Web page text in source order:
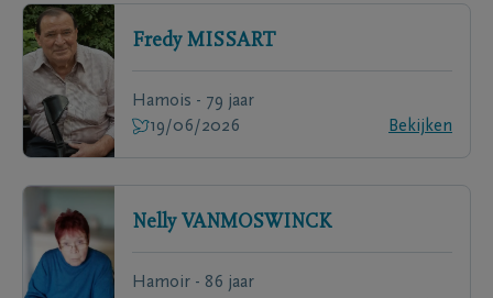
Fredy MISSART
Hamois - 79 jaar
19/06/2026
Bekijken
Nelly VANMOSWINCK
Hamoir - 86 jaar